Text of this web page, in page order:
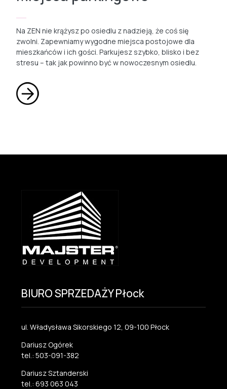
Na ZEN nie krążysz po osiedlu z nadzieją, że coś się
zwolni. Zapewniamy wygodne miejsca postojowe dla
mieszkańców i ich gości. Parkujesz szybko, blisko i bez
stresu – tak jak powinno być w nowoczesnym osiedlu.
BIURO SPRZEDAŻY Płock
ul. Władysława Sikorskiego 12, 09-100 Płock
Dariusz Ogórek
tel.: 503-091-382
Dariusz Sztanderski
tel.: 693 063 043